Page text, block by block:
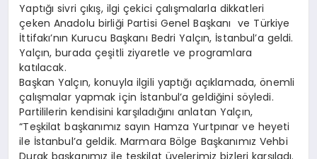
Yaptığı sivri çıkış, ilgi çekici çalışmalarla dikkatleri
çeken Anadolu birliği Partisi Genel Başkanı ve Türkiye
İttifakı’nın Kurucu Başkanı Bedri Yalçın, İstanbul’a geldi.
Yalçın, burada çeşitli ziyaretle ve programlara
katılacak.
Başkan Yalçın, konuyla ilgili yaptığı açıklamada, önemli
çalışmalar yapmak için İstanbul’a geldiğini söyledi.
Partililerin kendisini karşıladığını anlatan Yalçın,
“Teşkilat başkanımız sayın Hamza Yurtpınar ve heyeti
ile İstanbul’a geldik. Marmara Bölge Başkanımız Vehbi
Durak başkanımız ile teşkilat üyelerimiz bizleri karşıladı.